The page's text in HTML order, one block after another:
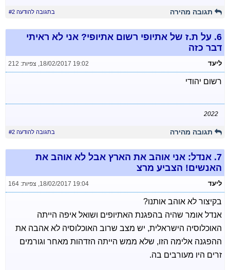
תגובה מהירה בתגובה להודעה #2
6. על ת.ז של אתיופי רשום אתיופי? אני לא ראיתי
דבר כזה
ליעד 18/02/2017 19:02
, צפיות: 212
רשום יהודי
2022
תגובה מהירה בתגובה להודעה #2
7. אנדל: אני אוהב את הארץ אבל לא אוהב את
האנשים! הצביע מרצ
ליעד 18/02/2017 19:04
, צפיות: 164
בקיצור לא אוהב אותנו?
אנדל אומר שהיה בהפגנת האתיופים ושואל איפה הייתה
האוכלוסיה הישראלית, יש מצב שרוב האוכלוסיה לא אהבה את
ההפגנה אלימה הזו, שלא ממש הייתה הזדהות מאחר וגורמים
זרים היו מעורבים בה.